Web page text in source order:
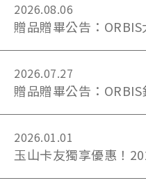
2026.08.06
贈品贈畢公告：
2026.07.27
贈品贈畢公告：
2026.01.01
玉山卡友獨享優惠！